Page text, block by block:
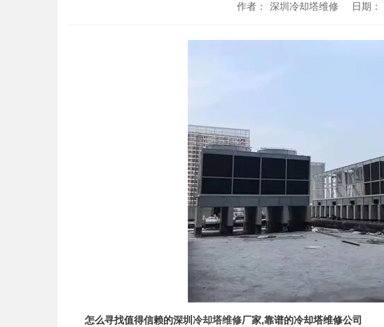
作者： 深圳冷却塔维修 日期：
怎么寻找值得信赖的深圳 冷却塔维修厂家,靠谱的冷却塔维修公司